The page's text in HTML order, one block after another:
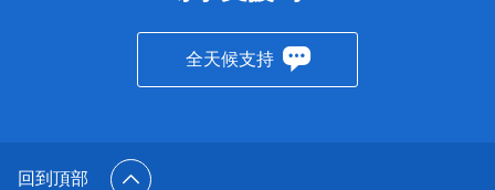
全天候支持
回到頂部